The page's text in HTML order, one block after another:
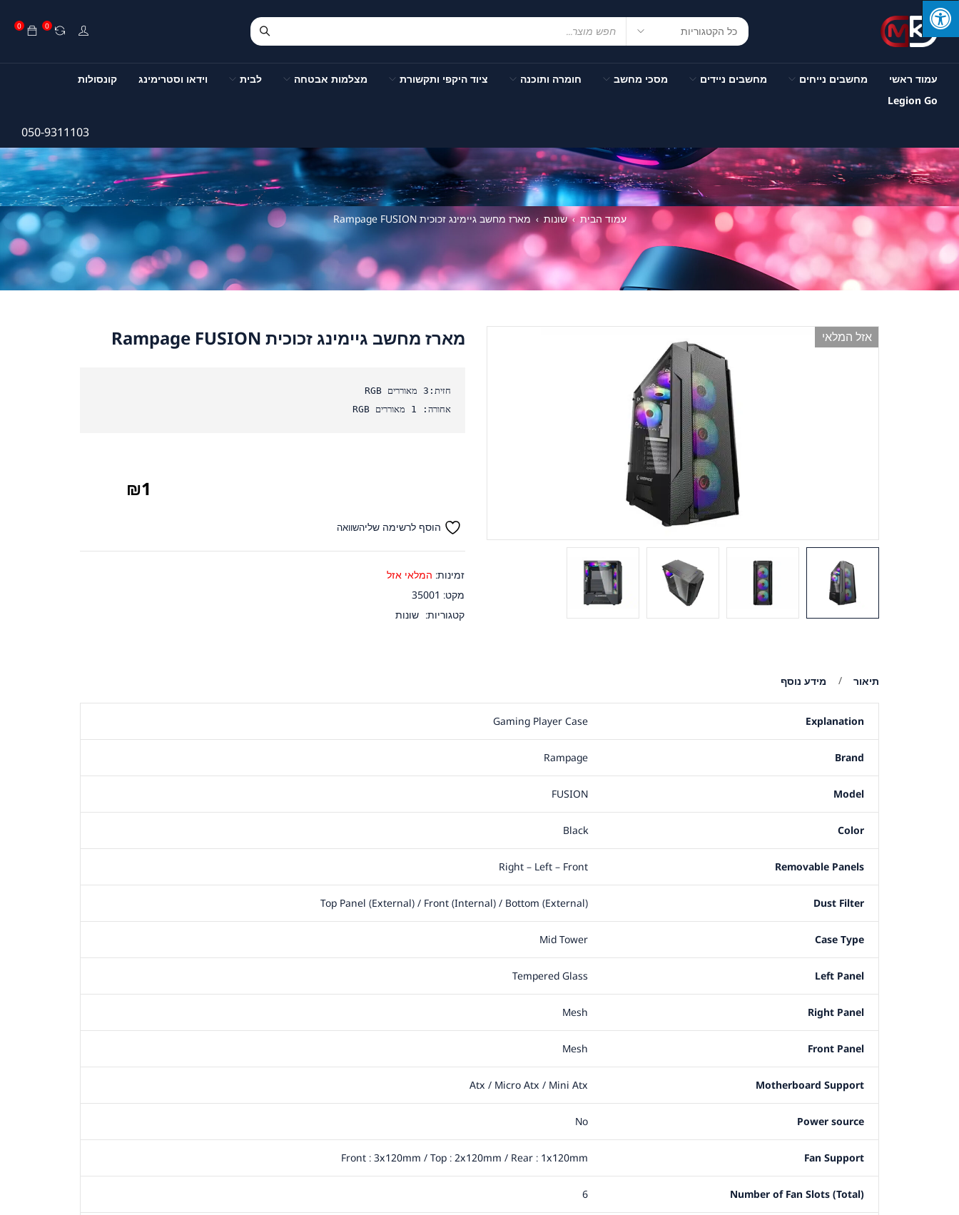
0 0
עמוד ראשי מחשבים נייחים מחשבים ניידים מסכי מחשב חומרה ותוכנה ציוד היקפי ותקשורת מצלמות אבטחה לבית וידאו וסטרימינג
קונסולות
Legion Go
050-9311103
עמוד הבית › שונות › מארז מחשב גיימינג זכוכית Rampage FUSION
אזל המלאי מארז מחשב גיימינג זכוכית Rampage FUSION
אחורה: 1 מאוררים RGB
₪1
הוסף לרשימה שליהשוואה
זמינות: המלאי אזל
מקט: 35001
קטגוריות: שונות
תיאור מידע נוסף
Explanation
Gaming Player Case
Brand
Rampage
Model
FUSION
Color
Black
Removable Panels
Right – Left – Front
Dust Filter
Top Panel (External) / Front (Internal) / Bottom (External)
Case Type
Mid Tower
Left Panel
Tempered Glass
Right Panel
Mesh
Front Panel
Mesh
Motherboard Support
Atx / Micro Atx / Mini Atx
Power source
No
Fan Support
Front : 3x120mm / Top : 2x120mm / Rear : 1x120mm
Number of Fan Slots (Total)
6